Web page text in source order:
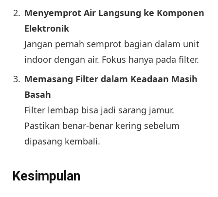
Menyemprot Air Langsung ke Komponen
Elektronik
Jangan pernah semprot bagian dalam unit
indoor dengan air. Fokus hanya pada filter.
Memasang Filter dalam Keadaan Masih
Basah
Filter lembap bisa jadi sarang jamur.
Pastikan benar-benar kering sebelum
dipasang kembali.
Kesimpulan